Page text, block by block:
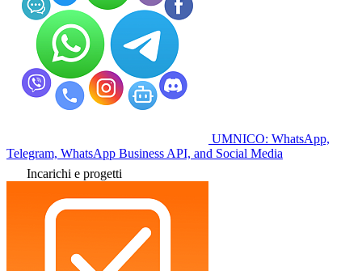
UMNICO: WhatsApp,
Telegram, WhatsApp Business API, and Social Media
Incarichi e progetti